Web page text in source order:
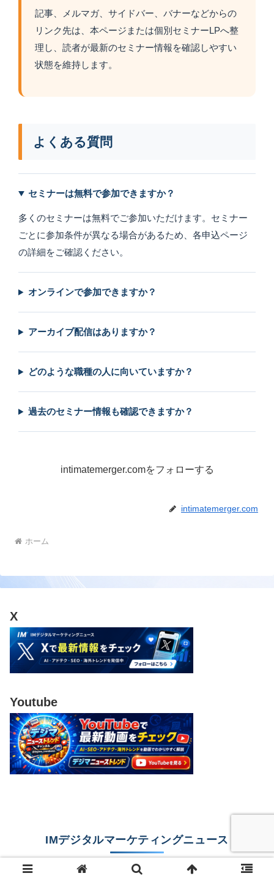
記事、メルマガ、サイドバー、バナーなどからの
リンク先は、本ページまたは個別セミナーLPへ整
理し、読者が最新のセミナー情報を確認しやすい
状態を維持します。
よくある質問
セミナーは無料で参加できますか？
多くのセミナーは無料でご参加いただけます。セミナー
ごとに参加条件が異なる場合があるため、各申込ページ
の詳細をご確認ください。
オンラインで参加できますか？
アーカイブ配信はありますか？
どのような職種の人に向いていますか？
過去のセミナー情報も確認できますか？
intimatemerger.comをフォローする
intimatemerger.com
ホーム
X
Youtube
IMデジタルマーケティングニュース
© 2023 IMデジタルマーケティングニュース.